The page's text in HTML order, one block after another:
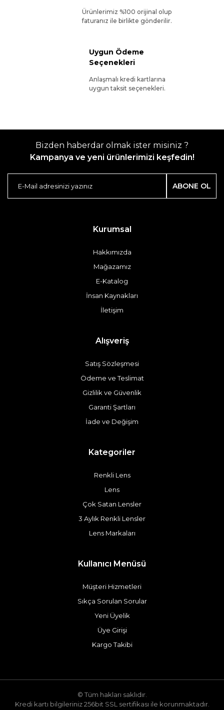
Ürünlerimiz %100 orijinal olup
faturanız ile birlikte gönderilir.
Uygun Ödeme
Seçenekleri
Anlaşmalı kredi kartlarına
uygun taksit seçenekleri.
Bizden haberdar olmak ister misiniz ?
Kampanya ve yeni ürünlerimizi keşfedin!
ABONE OL
Kurumsal
Hakkımızda
Mağazamız
E-Katalog
İnsan Kaynakları
İletişim
Alışveriş
Satış Sözleşmesi
Ödeme ve Teslimat
Gizlilik ve Güvenlik
Garanti Şartları
İade ve Değişim
Kategoriler
Renkli Lens
Lens
Çok Satan Lensler
3 Aylık Renkli Lensler
Lens Markaları
Kullanıcı Menüsü
Müşteri Hizmetleri
Sıkça Sorulan Sorular
Yeni Üyelik
Üye Girişi
Kargo Takibi
© Tüm hakları saklıdır.
Kredi kartı bilgileriniz 256bit SSL sertifikası ile korunmaktadır.